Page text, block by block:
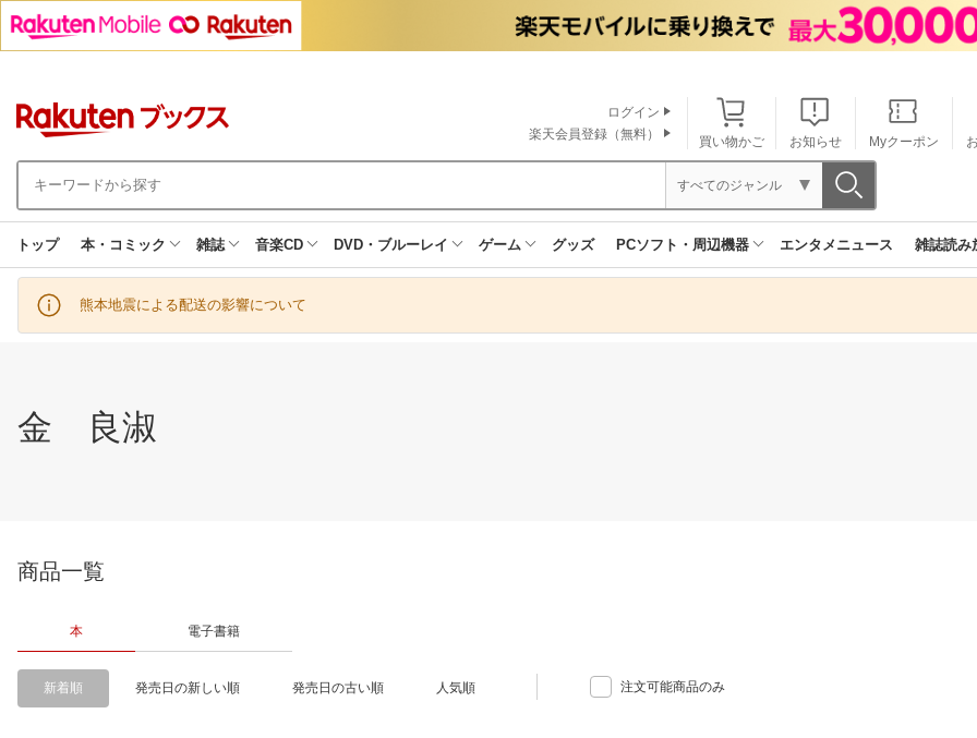
買い物かご お知らせ Myクーポン
ログイン
楽天会員登録（無料）
すべてのジャンル
トップ 本・コミック 雑誌 音楽CD DVD・ブルーレイ ゲーム グッズ PCソフト・周辺機器 エンタメニュース 雑誌読み
熊本地震による配送の影響について
金 良淑
商品一覧
本 電子書籍
新着順 発売日の新しい順 発売日の古い順 人気順 注文可能商品のみ